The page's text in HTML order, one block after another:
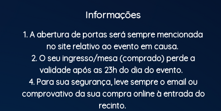
Informações
1. A abertura de portas será sempre mencionada
no site relativo ao evento em causa.
2. O seu ingresso/mesa (comprado) perde a
validade após as 23h do dia do evento.
4. Para sua segurança, leve sempre o email ou
comprovativo da sua compra online à entrada do
recinto.